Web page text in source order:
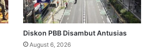
Diskon PBB Disambut Antusias
August 6, 2026